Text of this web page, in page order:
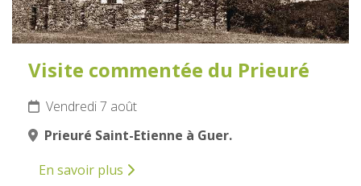
Visite commentée du Prieuré
Vendredi 7 août
Prieuré Saint-Etienne à Guer.
En savoir plus